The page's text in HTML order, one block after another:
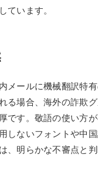
ています。
メールに機械翻訳特
る場合、海外の詐欺
です。敬語の使い方
しないフォントや中
、明らかな不審点と判